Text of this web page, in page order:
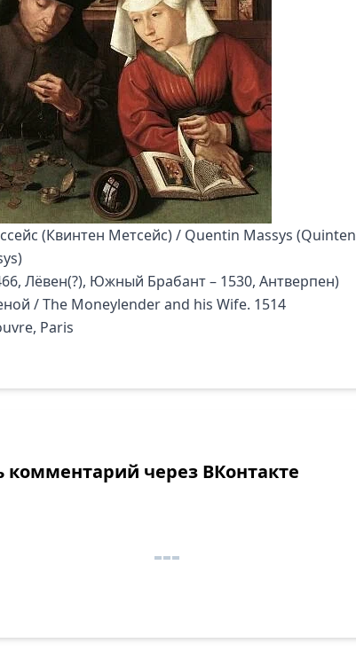
(Квинтен Метсейс) / Quentin Massys (Quinten
Лёвен(?), Южный Брабант – 1530, Антверпен)
/ The Moneylender and his Wife. 1514
Paris
комментарий через ВКонтакте